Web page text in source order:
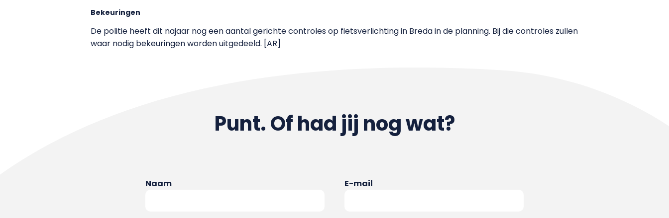
Bekeuringen
De politie heeft dit najaar nog een aantal gerichte controles op fietsverlichting in Breda in de planning. Bij die controles zullen
waar nodig bekeuringen worden uitgedeeld. [AR]
Punt. Of had jij nog wat?
Naam E-mail